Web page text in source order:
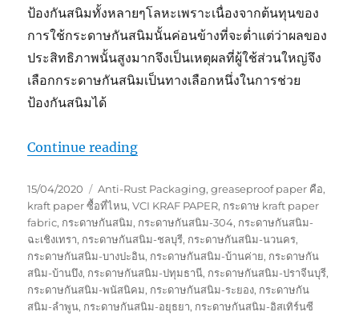
ป้องกันสนิมทั้งหลายๆโลหะเพราะเนื่องจากต้นทุนของ
การใช้กระดาษกันสนิมนั้นค่อนข้างที่จะต่ำแต่ว่าผลของ
ประสิทธิภาพนั้นสูงมากจึงเป็นเหตุผลที่ผู้ใช้ส่วนใหญ่จึง
เลือกกระดาษกันสนิมเป็นทางเลือกหนึ่งในการช่วย
ป้องกันสนิมได้
Continue reading“กระดาษกันสนิมสำคัญขนาดไหน ?”
Posted
on
15/04/2020 Tags
Anti-Rust Packaging,greaseproof paper คือ,
kraft paper ซื้อที่ไหน,VCI KRAF PAPER, กระดาษ kraft paper
fabric, กระดาษกันสนิม, กระดาษกันสนิม-304, กระดาษกันสนิม-
ฉะเชิงเทรา, กระดาษกันสนิม-ชลบุรี, กระดาษกันสนิม-นวนคร,
กระดาษกันสนิม-บางปะอิน, กระดาษกันสนิม-บ้านค่าย, กระดาษกัน
สนิม-บ้านบึง, กระดาษกันสนิม-ปทุมธานี, กระดาษกันสนิม-ปราจีนบุรี,
กระดาษกันสนิม-พนัสนิคม, กระดาษกันสนิม-ระยอง, กระดาษกัน
สนิม-ลำพูน, กระดาษกันสนิม-อยุธยา, กระดาษกันสนิม-อิสเทิร์นซี